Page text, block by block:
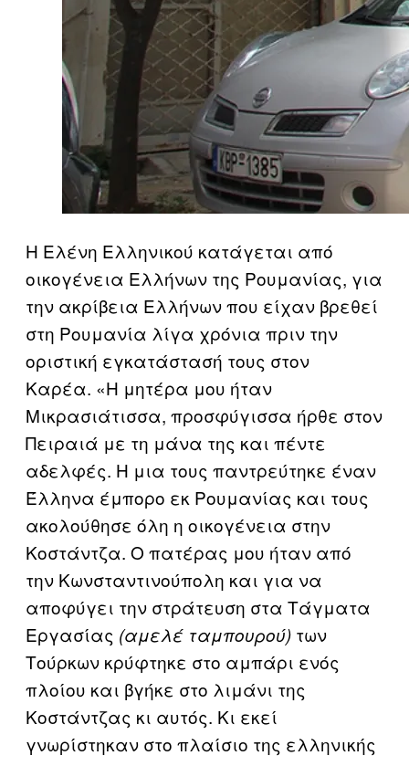
Η Ελένη Ελληνικού κατάγεται από
οικογένεια Ελλήνων της Ρουμανίας, για
την ακρίβεια Ελλήνων που είχαν βρεθεί
στη Ρουμανία λίγα χρόνια πριν την
οριστική εγκατάστασή τους στον
Καρέα. «Η μητέρα μου ήταν
Μικρασιάτισσα, προσφύγισσα ήρθε στον
Πειραιά με τη μάνα της και πέντε
αδελφές. Η μια τους παντρεύτηκε έναν
Έλληνα έμπορο εκ Ρουμανίας και τους
ακολούθησε όλη η οικογένεια στην
Κοστάντζα. Ο πατέρας μου ήταν από
την Κωνσταντινούπολη και για να
αποφύγει την στράτευση στα Τάγματα
Εργασίας (αμελέ ταμπουρού) των
Τούρκων κρύφτηκε στο αμπάρι ενός
πλοίου και βγήκε στο λιμάνι της
Κοστάντζας κι αυτός. Κι εκεί
γνωρίστηκαν στο πλαίσιο της ελληνικής